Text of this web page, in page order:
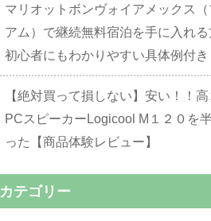
マリオットボンヴォイアメックス（
アム）で継続無料宿泊を手に入れる
初心者にもわかりやすい具体例付き
【絶対買って損しない】安い！！
PCスピーカーLogicool M１２０を
った【商品体験レビュー】
カテゴリー